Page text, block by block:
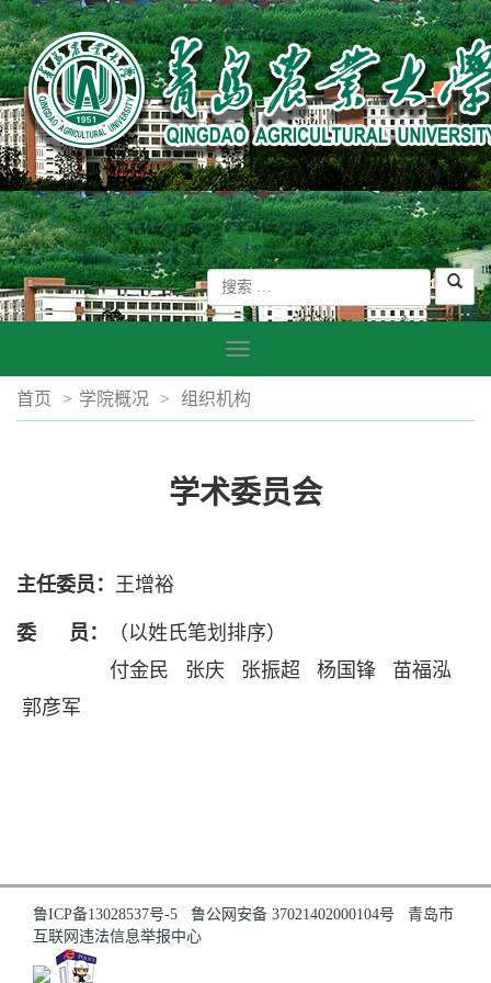
首页 > 学院概况 > 组织机构
学术委员会
主任委员： 王增裕
委 员：
（以姓氏笔划排序）
付金民 张庆 张振超 杨国锋 苗福泓
郭彦军
鲁ICP备13028537号-5 鲁公网安备 37021402000104号
青岛市
互联网违法信息举报中心